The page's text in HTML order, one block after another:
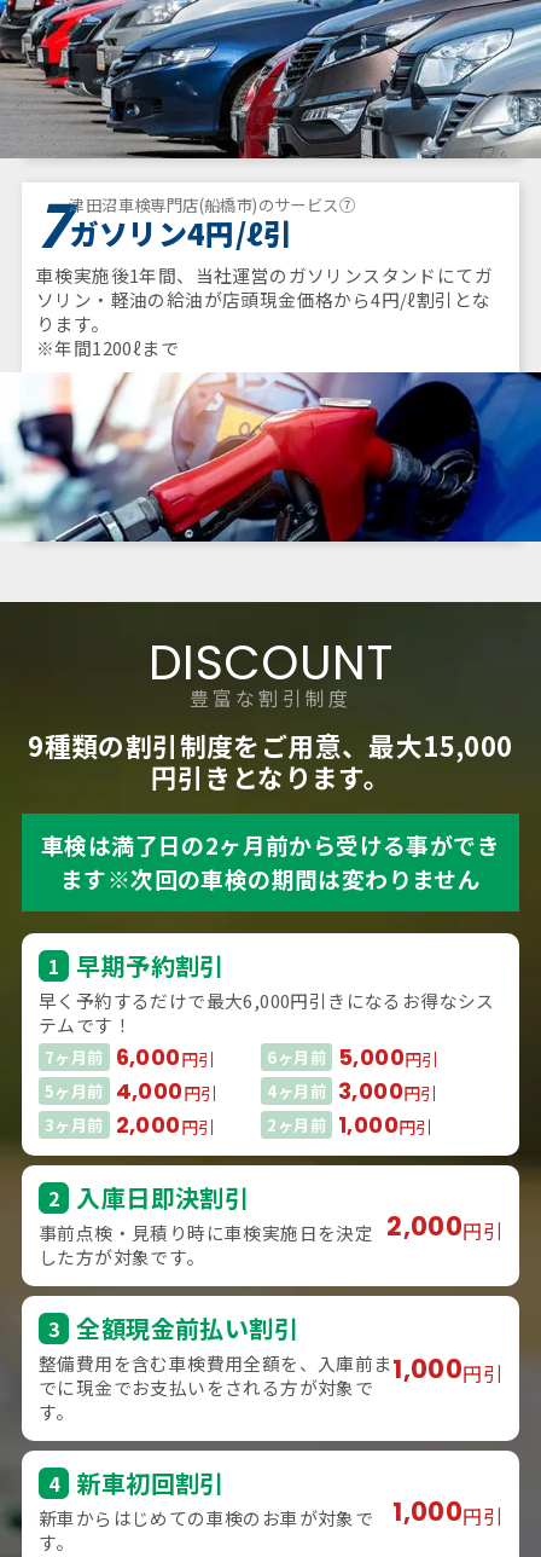
7津田沼車検専門店(船橋市)のサービス⑦
ガソリン4円/ℓ引
車検実施後1年間、当社運営のガソリンスタンドにてガ
ソリン・軽油の給油が店頭現金価格から4円/ℓ割引とな
ります。
※年間1200ℓまで
DISCOUNT
豊富な割引制度
9種類の割引制度をご用意、最大15,000
円引きとなります。
車検は満了日の2ヶ月前から受ける事ができ
ます※次回の車検の期間は変わりません
1 早期予約割引
早く予約するだけで最大6,000円引きになるお得なシス
テムです！
7ヶ月前 6,000円引 6ヶ月前 5,000円引
5ヶ月前 4,000円引 4ヶ月前 3,000円引
3ヶ月前 2,000円引 2ヶ月前 1,000円引
2 入庫日即決割引
事前点検・見積り時に車検実施日を決定
した方が対象です。
2,000円引
3 全額現金前払い割引
整備費用を含む車検費用全額を、入庫前ま
でに現金でお支払いをされる方が対象で
す。
1,000円引
4 新車初回割引
新車からはじめての車検のお車が対象で
す。
1,000円引